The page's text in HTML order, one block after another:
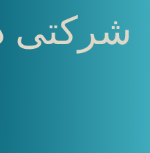
شرکتی